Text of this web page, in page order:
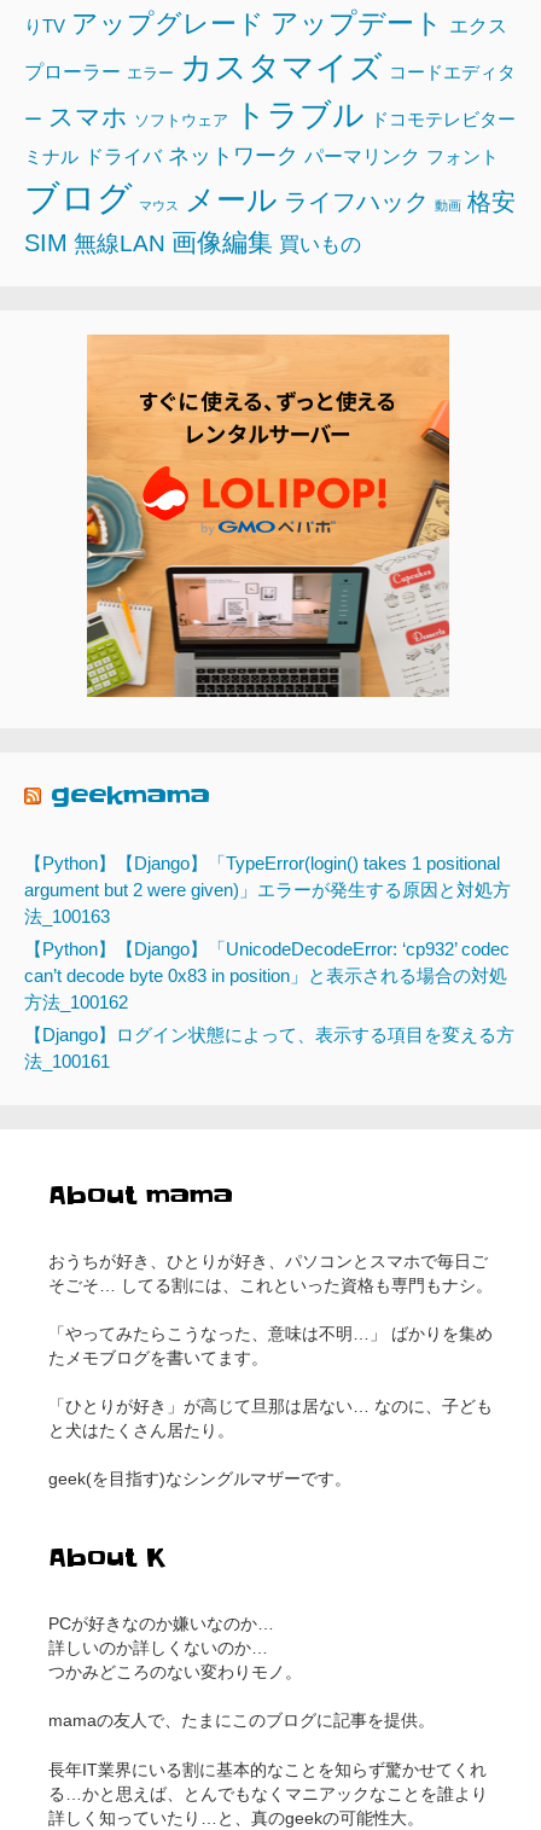
りTV アップグレード アップデート エクス
プローラー エラー カスタマイズ コードエディタ
ー スマホ ソフトウェア トラブル
ドコモテレビター
ミナル
ドライバ ネットワーク パーマリンク フォント
ブログ マウス メール ライフハック 動画 格安
SIM 無線LAN 画像編集 買いもの
geekmama
【Python】【Django】「TypeError(login() takes 1 positional
argument but 2 were given)」エラーが発生する原因と対処方
法_100163
【Python】【Django】「UnicodeDecodeError: ‘cp932’ codec
can’t decode byte 0x83 in position」と表示される場合の対処
方法_100162
【Django】ログイン状態によって、表示する項目を変える方
法_100161
About mama
おうちが好き、ひとりが好き、パソコンとスマホで毎日ご
そごそ… してる割には、これといった資格も専門もナシ。
「やってみたらこうなった、意味は不明…」 ばかりを集め
たメモブログを書いてます。
「ひとりが好き」が高じて旦那は居ない… なのに、子ども
と犬はたくさん居たり。
geek(を目指す)なシングルマザーです。
About K
PCが好きなのか嫌いなのか…
詳しいのか詳しくないのか…
つかみどころのない変わりモノ。
mamaの友人で、たまにこのブログに記事を提供。
長年IT業界にいる割に基本的なことを知らず驚かせてくれ
る…かと思えば、とんでもなくマニアックなことを誰より
詳しく知っていたり…と、真のgeekの可能性大。